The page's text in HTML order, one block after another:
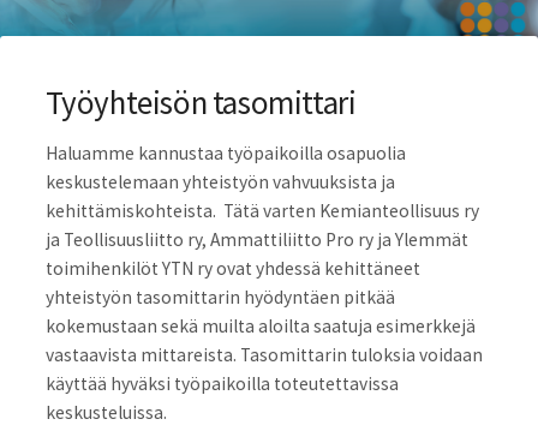
Työyhteisön tasomittari
Haluamme kannustaa työpaikoilla osapuolia
keskustelemaan yhteistyön vahvuuksista ja
kehittämiskohteista. Tätä varten Kemianteollisuus ry
ja Teollisuusliitto ry, Ammattiliitto Pro ry ja Ylemmät
toimihenkilöt YTN ry ovat yhdessä kehittäneet
yhteistyön tasomittarin hyödyntäen pitkää
kokemustaan sekä muilta aloilta saatuja esimerkkejä
vastaavista mittareista. Tasomittarin tuloksia voidaan
käyttää hyväksi työpaikoilla toteutettavissa
keskusteluissa.